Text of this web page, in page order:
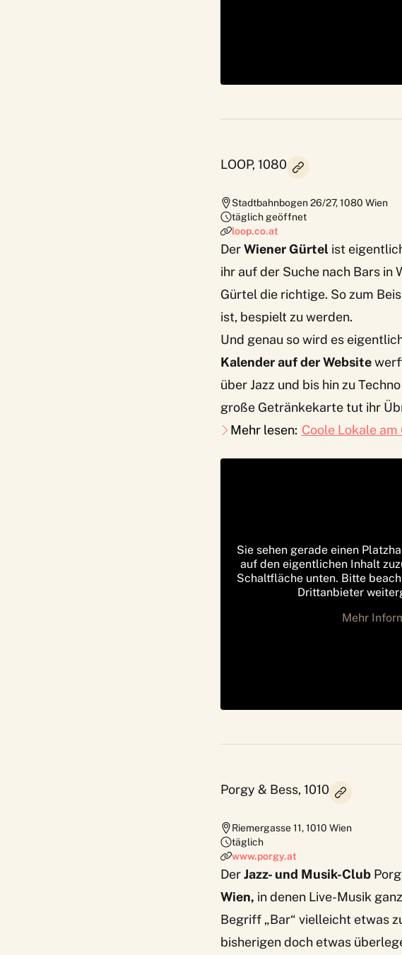
LOOP, 1080
Stadtbahnbogen 26/27,1080 Wien
täglich geöffnet
loop.co.at
DerWiener Gürtel ist
ihr auf der Suche nach Bars in
Gürtel die richtige. So zum
ist, bespielt zu werden.
Und genau so wird es
Kalender auf der Website
über Jazz und bis hin zu
große Getränkekarte tut ihr
Mehr lesen: Coole Lokale am
Sie sehen gerade einen
auf den eigentlichen Inhalt
Schaltfläche unten. Bitte
Drittanbieter
Mehr
Porgy & Bess, 1010
Riemergasse 11,1010 Wien
täglich
www.porgy.at
DerJazz- und Musik-Club
Wien, in denen Live-Musik
Begriff „Bar“ vielleicht etwas
bisherigen doch etwas